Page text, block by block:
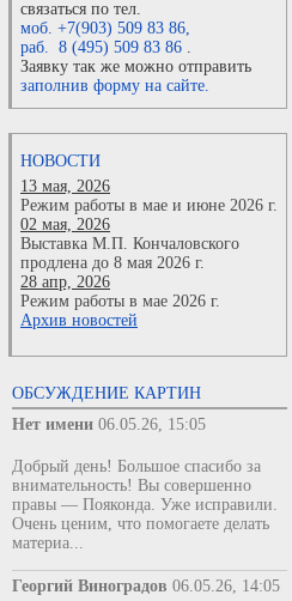
связаться по тел.
моб. +7(903) 509 83 86,
раб. 8 (495) 509 83 86 .
Заявку так же можно отправить
заполнив форму на сайте.
НОВОСТИ
13 мая, 2026
Режим работы в мае и июне 2026 г.
02 мая, 2026
Выставка М.П. Кончаловского
продлена до 8 мая 2026 г.
28 апр, 2026
Режим работы в мае 2026 г.
Архив новостей
ОБСУЖДЕНИЕ КАРТИН
Нет имени 06.05.26, 15:05
Добрый день! Большое спасибо за
внимательность! Вы совершенно
правы — Пояконда. Уже исправили.
Очень ценим, что помогаете делать
материа...
Георгий Виноградов 06.05.26, 14:05